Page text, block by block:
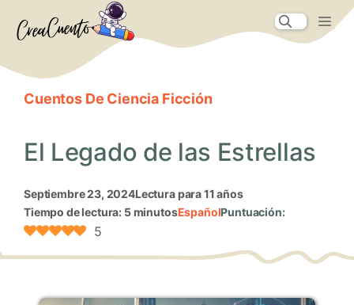
Cuentos De Ciencia Ficción
El Legado de las Estrellas
septiembre 23, 2024Lectura para 11 años
Tiempo de lectura: 5 minutosEspañolPuntuación:
5